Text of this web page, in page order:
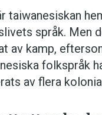
taiwanesiskan
språk. Men
av kamp,
folkspråk
av flera